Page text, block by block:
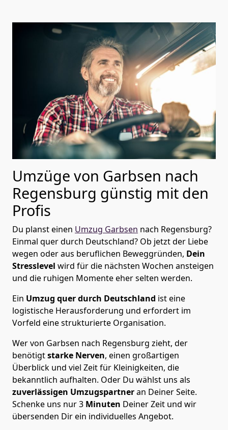
Umzüge von Garbsen nach
Regensburg günstig mit den
Profis
Du planst einen Umzug Garbsen nach Regensburg?
Einmal quer durch Deutschland? Ob jetzt der Liebe
wegen oder aus beruflichen Beweggründen, Dein
Stresslevel wird für die nächsten Wochen ansteigen
und die ruhigen Momente eher selten werden.
Ein Umzug quer durch Deutschland ist eine
logistische Herausforderung und erfordert im
Vorfeld eine strukturierte Organisation.
Wer von Garbsen nach Regensburg zieht, der
benötigtstarke Nerven, einen großartigen
Überblick und viel Zeit für Kleinigkeiten, die
bekanntlich aufhalten. Oder Du wählst uns als
zuverlässigen Umzugspartneran Deiner Seite.
Schenke uns nur3 Minuten Deiner Zeit und wir
übersenden Dir ein individuelles Angebot.